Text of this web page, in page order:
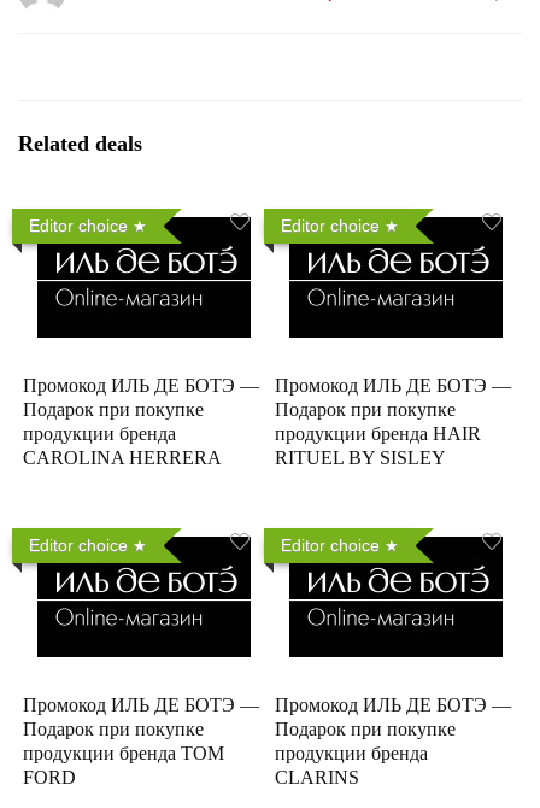
Related deals
Editor choice
Промокод ИЛЬ ДЕ БОТЭ —
Подарок при покупке
продукции бренда
CAROLINA HERRERA
Editor choice
Промокод ИЛЬ ДЕ БОТЭ —
Подарок при покупке
продукции бренда HAIR
RITUEL BY SISLEY
Editor choice
Промокод ИЛЬ ДЕ БОТЭ —
Подарок при покупке
продукции бренда TOM
FORD
Editor choice
Промокод ИЛЬ ДЕ БОТЭ —
Подарок при покупке
продукции бренда
CLARINS